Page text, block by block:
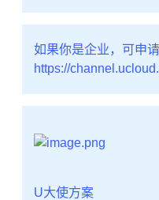
如果你是企业，可申
https://
U大使方案